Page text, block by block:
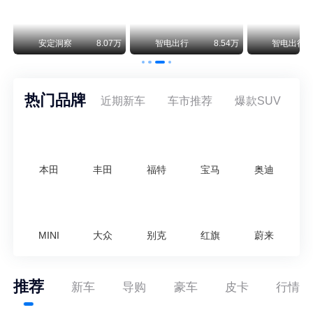
安定洞察 8.07万 智电出行 8.54万 智电出行
热门品牌 近期新车 车市推荐 爆款SUV
本田 丰田 福特 宝马 奥迪
MINI 大众 别克 红旗 蔚来
推荐 新车 导购 豪车 皮卡 行情